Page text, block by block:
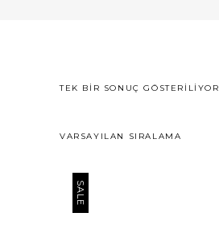
TEK BIR SONUÇ GÖSTERILIYOR
VARSAYILAN SIRALAMA
SALE